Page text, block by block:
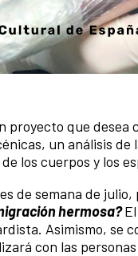
proyecto que desea
un análisis
los cuerpos y los
de semana de
hermosa?
Asimismo, se
con las